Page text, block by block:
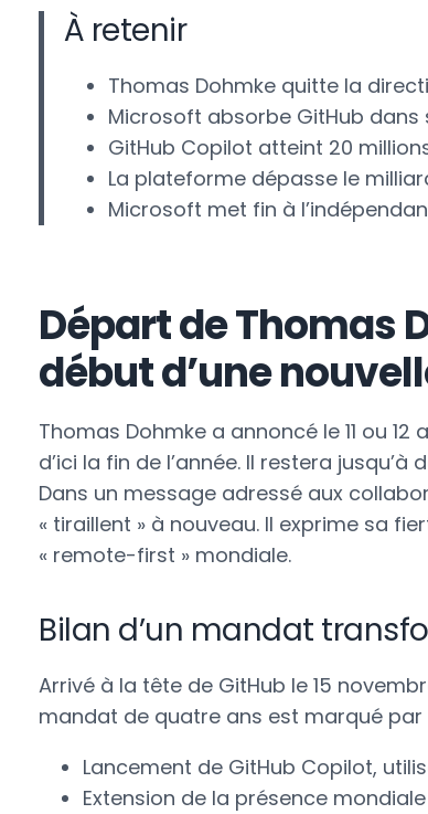
À retenir
Thomas Dohmke quitte la
Microsoft absorbe GitHub
GitHub Copilot atteint 20
La plateforme dépasse le
Microsoft met fin à
Départ de Thomas
début d’une
Thomas Dohmke a annoncé le 11 ou
d’ici la fin de l’année. Il restera
Dans un message adressé aux
« tiraillent » à nouveau. Il exprime sa
« remote-first » mondiale.
Bilan d’un mandat
Arrivé à la tête de GitHub le 15
mandat de quatre ans est marqué
Lancement de GitHub Copilot,
Extension de la présence